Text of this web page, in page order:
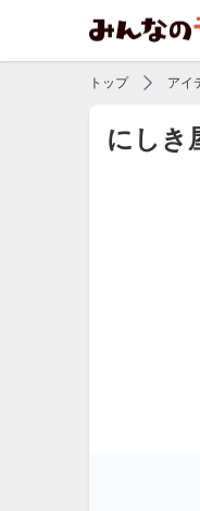
トップ アイ
にしき